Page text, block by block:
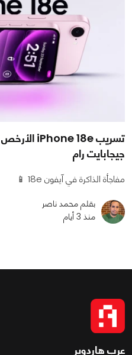
جيجابايت رام
مفاجأة الذاكرة في آيفون 18e 📱
بقلم محمد ناصر
منذ 3 أيام
عرب هاردوير